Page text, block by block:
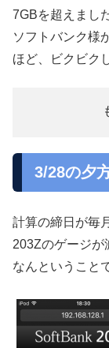
7GBを超えまし
ソフトバンク様
ほど、ビクビク
3/28の夕
計算の締日が毎
203Zのゲージが
なんということ